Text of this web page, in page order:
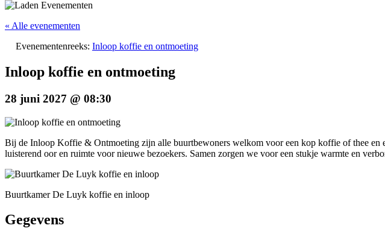
« Alle evenementen
Evenementenreeks: Inloop koffie en ontmoeting
Inloop koffie en ontmoeting
28 juni 2027 @ 08:30
Bij de Inloop Koffie & Ontmoeting zijn alle buurtbewoners welkom voor een kop koffie of thee en
luisterend oor en ruimte voor nieuwe bezoekers. Samen zorgen we voor een stukje warmte en
Buurtkamer De Luyk koffie en inloop
Gegevens